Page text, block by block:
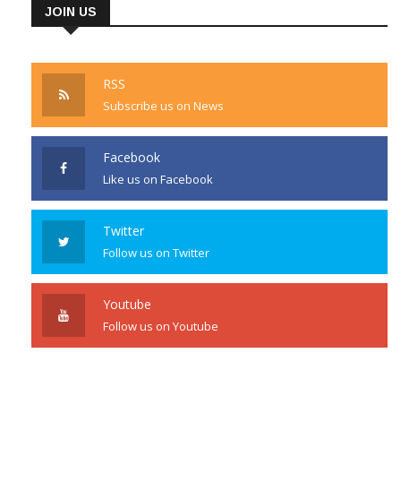
JOIN US
RSS
Subscribe us on News
Facebook
Like us on Facebook
Twitter
Follow us on Twitter
Youtube
Follow us on Youtube